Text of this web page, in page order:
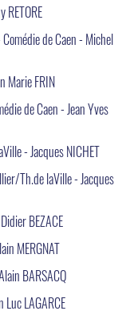
RETORE
de Caen - Michel
Marie FRIN
de Caen - Jean Yves
- Jacques NICHET
Th.de laVille - Jacques
BEZACE
MERGNAT
BARSACQ
Luc LAGARCE